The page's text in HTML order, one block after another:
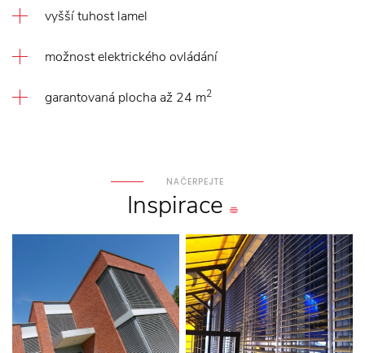
vyšší tuhost lamel
možnost elektrického ovládání
garantovaná plocha až 24 m2
NAČERPEJTE
Inspirace